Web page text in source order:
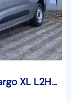
Opel Combo Cargo XL L2H1 Cargo XL L2H1 1.5 131KM